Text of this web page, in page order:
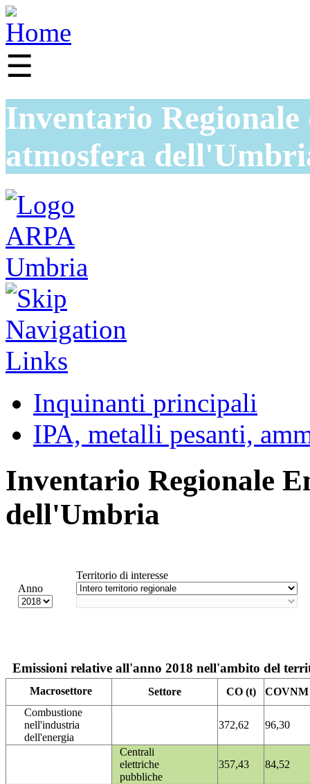
☰
Inventario
atmosfera
Inquinanti principali
IPA, metalli pesanti,
Inventario Regionale
dell'Umbria
Anno
Territorio di interesse
Emissioni relative all'anno 2018 nell'ambito del
Macrosettore Settore CO (t)
COVNM
Combustione
nell'industria
dell'energia
372,62 96,30
Centrali
elettriche
pubbliche
357,43 84,52